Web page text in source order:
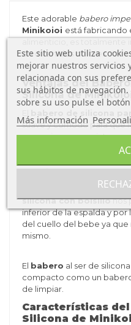
Este adorable babero
Minikoioi está fabricando
en divertidos colores.
Ventajas del
Silicona de
suave y cómodo para que
ya que incorpora
permite modificar su
ensucie.
El diseño de los
silicona con bolsillonos
inferior de la espalda y
del cuello del bebe ya
mismo.
El babero al ser de
compacto como un
de limpiar.
Características
Silicona de
Este sitio web utiliza
mejorar nuestros servicios
relacionada con sus
sus hábitos de
sobre su uso pulse el
Más información